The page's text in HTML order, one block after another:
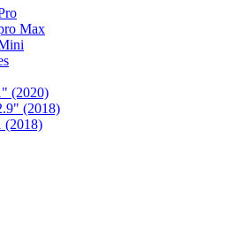
Max
(2020)
(2018)
(2018)